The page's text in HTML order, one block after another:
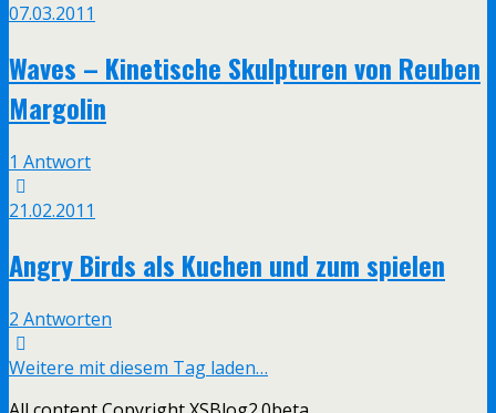
07.03.2011
Waves – Kinetische Skulpturen von Reuben
Margolin
1 Antwort
21.02.2011
Angry Birds als Kuchen und zum spielen
2 Antworten
Weitere mit diesem Tag laden…